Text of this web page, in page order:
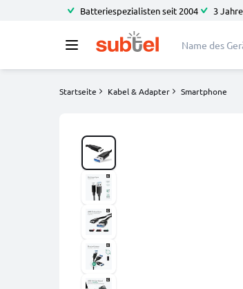
Batteriespezialisten seit 2004 3
Startseite Kabel & Adapter Smartphone